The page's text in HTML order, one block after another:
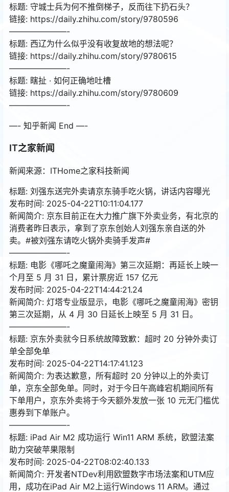
标题: 守城士兵为何不推倒梯子，反而往下扔石头？
链接: https://daily.zhihu.com/story/9780596
———————-
标题: 西辽为什么似乎没有收复故地的想法呢？
链接: https://daily.zhihu.com/story/9780615
———————-
标题: 瞎扯 · 如何正确地吐槽
链接: https://daily.zhihu.com/story/9780609
———————-
—- 知乎新闻 End —-
IT之家新闻
新闻来源：ITHome之家科技新闻
标题: 刘强东送完外卖请京东骑手吃火锅，讲话内容曝光
发布时间: 2025-04-22T10:11:04.177
新闻简介: 京东目前正在大力推广旗下外卖业务，有北京的
消费者昨日表示，拿到了京东创始人刘强东亲自送的外
卖。#被刘强东请吃火锅外卖骑手发声#
———————-
标题: 电影《哪吒之魔童闹海》第三次延期：再延长上映一
个月至 5 月 31 日，累计票房近 157 亿元
发布时间: 2025-04-22T14:44:21.24
新闻简介: 灯塔专业版显示，电影《哪吒之魔童闹海》密钥
第三次延期，从 4 月 30 日延长上映至 5 月 31 日。
———————-
标题: 京东外卖就今日系统故障致歉：超时 20 分钟外卖订
单全部免单
发布时间: 2025-04-22T14:17:41.123
新闻简介: 为表达歉意，所有超时 20 分钟以上的外卖订
单，京东全部免单。同时，对于今日午高峰宕机期间所有
下单用户，京东外卖将于今天额外发放一张 10 元无门槛优
惠券到下单账户。
———————-
标题: iPad Air M2 成功运行 Win11 ARM 系统，欧盟法案
助力突破苹果限制
发布时间: 2025-04-22T08:02:40.133
新闻简介: 开发者NTDev利用欧盟数字市场法案和UTM应
用，成功在iPad Air M2上运行Windows 11 ARM。通过